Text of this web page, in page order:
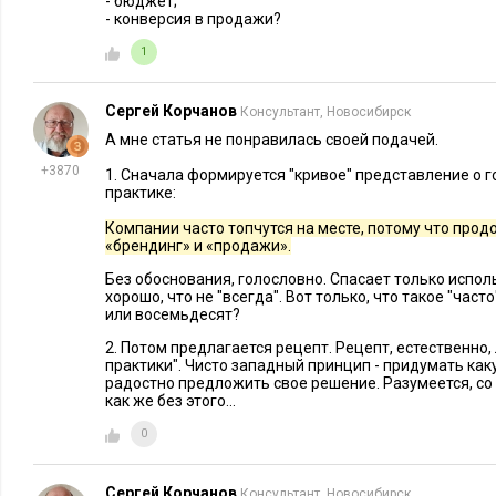
отдельные метрики, а их взаимосвязь. Приведу несколько
Рост брендированного трафика + увеличение
доверяют. После серии рекламных интеграций с
зафиксировал +65% брендированных запросов и +28%
Рост повторных покупок + снижение стоимости на
маркетинг работает на удержание. После ребрендинга
стоимость привлечения на 17%, а доля повторных
Увеличение охватов + рост брендированного трафика =
Digital-кампания с 8 млн показов получила +120%
Простой ежемесячный чек-лист проверки эффективности
жалуется на холодные обращения, брендформанс работает.
Однако, если через 3-4 месяца ключевые показатели
стратегию.
- конверсия в продажи?
1
+3870
Сергей Корчанов Консультант, Новосибирск
А мне статья не понравилась своей подачей.
1. Сначала формируется "кривое" представление о
практике:
Компании часто топчутся на месте, потому что
«брендинг» и «продажи».
Без обоснования, голословно. Спасает только
хорошо, что не "всегда". Вот только, что такое
или восемьдесят?
2. Потом предлагается рецепт. Рецепт,
практики". Чисто западный принцип - придумать
радостно предложить свое решение. Разумеется,
как же без этого...
0